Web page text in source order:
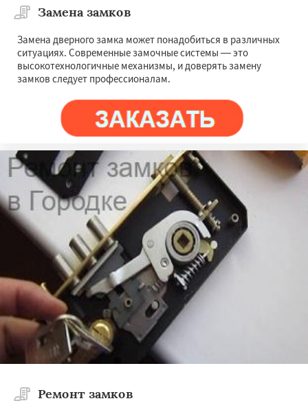
Замена замков
Замена дверного замка может понадобиться в различных
ситуациях. Современные замочные системы — это
высокотехнологичные механизмы, и доверять замену
замков следует профессионалам.
Ремонт замков